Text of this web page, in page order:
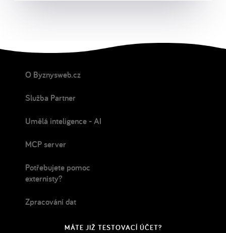
O Byznysweb.cz
Služba Partner
Umělá inteligence - AI
MCP server
Potřebujete pomoc
externisty?
Zpracování dat
MÁTE JIŽ TESTOVACÍ ÚČET?